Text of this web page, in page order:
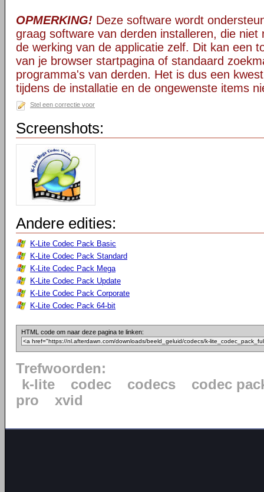
OPMERKING! Deze software wordt
graag software van derden installeren, die niet
de werking van de applicatie zelf. Dit kan een
van je browser startpagina of standaard
programma's van derden. Het is dus een
tijdens de installatie en de ongewenste items
Stel een correctie voor
Screenshots:
Andere edities:
K-Lite Codec Pack Basic
K-Lite Codec Pack Standard
K-Lite Codec Pack Mega
K-Lite Codec Pack Update
K-Lite Codec Pack Corporate
K-Lite Codec Pack 64-bit
HTML code om naar deze pagina te linken:
Trefwoorden:
k-lite
codec codecs
codec
pro
xvid